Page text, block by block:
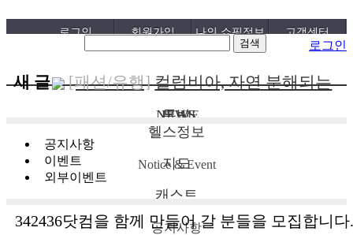
로그인 회원가입 나의 쇼핑정보 고객센터
로그인
새 글 [패션/유행] 컬럼비아, 자연 분해되는
[04-22]ITZY 류진, 동해안 산불
피해 성금 5..
[04-12]
[보도자료/칼럼] GS25, 워너브라더스
와 배트맨콜라·..[04-05]
[건강]
봄철 자살률 증가, 10대 청소년
향긋한 봄내음 가득 제철나물,
효능..[03-29]
[건강] 봄에 심해지는 알레르기 비염
톡방
NEWS
헬스정보
지도
캐스트
HOME
Notice & Event
공지사항
공지사항
이벤트
외부이벤트
342436닷컴을 함께 만들어 갈 분들을 모집합니다